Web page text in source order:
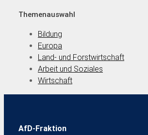
Themenauswahl
Bildung
Europa
Land- und Forstwirtschaft
Arbeit und Soziales
Wirtschaft
AfD-Fraktion